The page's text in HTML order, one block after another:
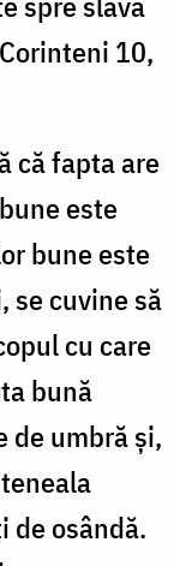
10,
că fapta are
este
bune este
se cuvine să
cu care
bună
de umbră și,
de osândă.